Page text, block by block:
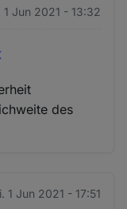
1 Jun 2021 - 13:32
des
1 Jun 2021 - 17:51